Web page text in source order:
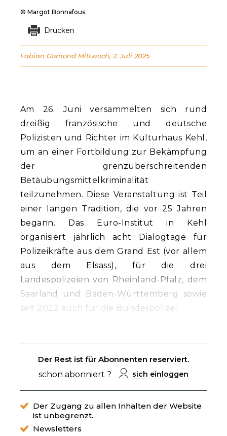
Am 26. Juni versammelten sich rund
dreißig französische und deutsche
Polizisten und Richter im Kulturhaus Kehl,
um an einer Fortbildung zur Bekämpfung
der grenzüberschreitenden
Betäubungsmittelkriminalität
teilzunehmen. Diese Veranstaltung ist Teil
einer langen Tradition, die vor 25 Jahren
begann. Das Euro-Institut in Kehl
organisiert jährlich acht Dialogtage für
Polizeikräfte aus dem Grand Est (vor allem
aus dem Elsass), für die drei
Landespolizeien von Rheinland-Pfalz, dem
Saarland und Baden-Württemberg sowie
seit 2022 auch für die Bundespolizei.
Der Rest ist für Abonnenten reserviert.
schon abonniert ?
sich einloggen
Der Zugang zu allen Inhalten der Website
ist unbegrenzt.
Newsletters
© Margot Bonnafous.
Drucken
Fabian Gomond Mittwoch, 2. Juli 2025